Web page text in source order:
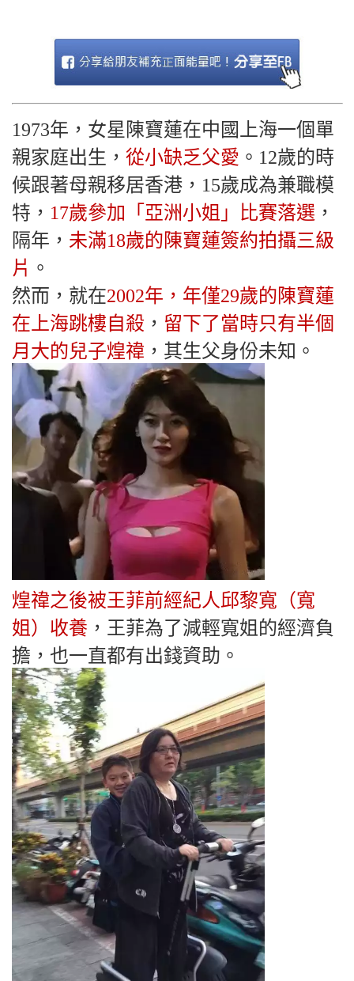
1973年，女星陳寶蓮在中國上海一個單
親家庭出生， 從小缺乏父愛 。12歲的時
候跟著母親移居香港，15歲成為兼職模
特， 17歲參加「亞洲小姐」比賽落選 ，
隔年， 未滿18歲的陳寶蓮簽約拍攝三級
片 。
然而，就在2002年，年僅29歲的陳寶蓮
在上海跳樓自殺 ， 留下了當時只有半個
月大的兒子煌禕 ，其生父身份未知。
煌禕之後被王菲前經紀人邱黎寬（寬
姐）收養 ，王菲為了減輕寬姐的經濟負
擔，也一直都有出錢資助。